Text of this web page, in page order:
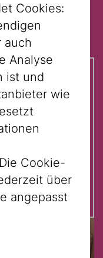
Cookies:
auch
Analyse
ist und
wie
Cookie-
über
angepasst